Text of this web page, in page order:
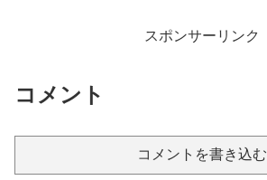
スポンサーリンク
コメント
コメントを書き込む